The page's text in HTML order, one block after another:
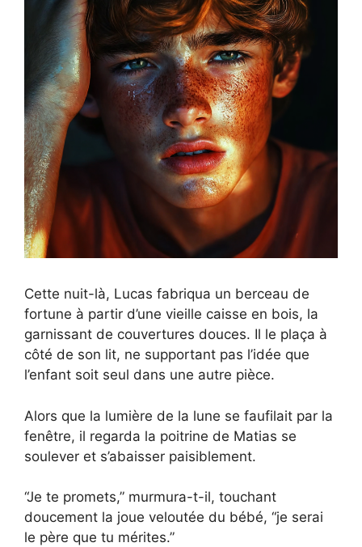
Cette nuit-là, Lucas fabriqua un berceau de
fortune à partir d’une vieille caisse en bois, la
garnissant de couvertures douces. Il le plaça à
côté de son lit, ne supportant pas l’idée que
l’enfant soit seul dans une autre pièce.
Alors que la lumière de la lune se faufilait par la
fenêtre, il regarda la poitrine de Matias se
soulever et s’abaisser paisiblement.
“Je te promets,” murmura-t-il, touchant
doucement la joue veloutée du bébé, “je serai
le père que tu mérites.”